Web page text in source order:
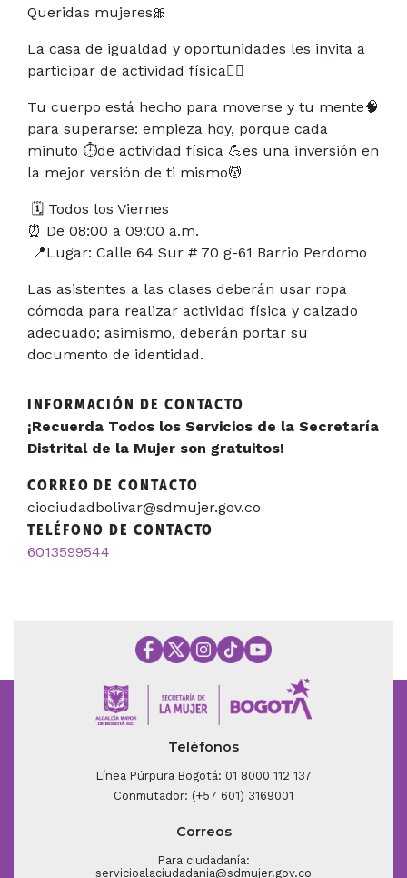
Queridas mujeres🎀
La casa de igualdad y oportunidades les invita a
participar de actividad física🏃‍♀️
Tu cuerpo está hecho para moverse y tu mente🧠
para superarse: empieza hoy, porque cada
minuto ⏱️de actividad física 💪es una inversión en
la mejor versión de ti mismo💆
🗓️ Todos los Viernes
⏰ De 08:00 a 09:00 a.m.
📍Lugar: Calle 64 Sur # 70 g-61 Barrio Perdomo
Las asistentes a las clases deberán usar ropa
cómoda para realizar actividad física y calzado
adecuado; asimismo, deberán portar su
documento de identidad.
INFORMACIÓN DE CONTACTO
¡Recuerda Todos los Servicios de la Secretaría
Distrital de la Mujer son gratuitos!
CORREO DE CONTACTO
ciociudadbolivar@sdmujer.gov.co
TELÉFONO DE CONTACTO
6013599544
Teléfonos
Línea Púrpura Bogotá: 01 8000 112 137
Conmutador: (+57 601) 3169001
Correos
Para ciudadanía:
servicioalaciudadania@sdmujer.gov.co